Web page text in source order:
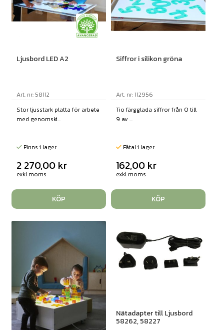
Ljusbord LED A2
Art. nr: 58112
Stor ljusstark platta för arbete
med genomski...
Finns i lager
2 270,00 kr
exkl moms
KÖP
Siffror i silikon gröna
Art. nr: 112956
Tio färgglada siffror från 0 till
9 av ...
Fåtal i lager
162,00 kr
exkl moms
KÖP
Nätadapter till Ljusbord
58262, 58227